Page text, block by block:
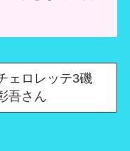
ェロレッテ3磯
吾さん